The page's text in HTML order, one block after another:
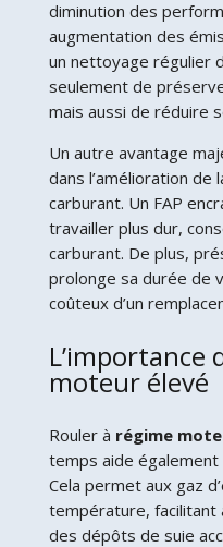
diminution des
augmentation des
un nettoyage régulier
seulement de
mais aussi de réduire
Un autre avantage
dans l’amélioration de
carburant. Un FAP
travailler plus dur,
carburant. De plus,
prolonge sa durée de
coûteux d’un
L’importance
moteur élevé
Rouler à régime
temps aide également
Cela permet aux gaz
température, facilitant
des dépôts de suie